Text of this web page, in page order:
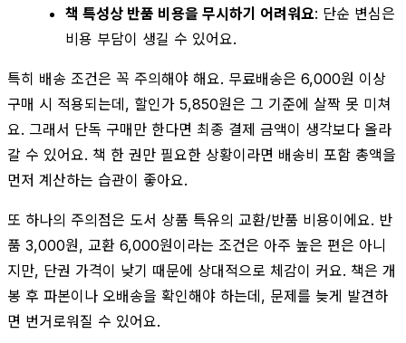
책 특성상 반품 비용을 무시하기 어려워요: 단순 변심은
비용 부담이 생길 수 있어요.
특히 배송 조건은 꼭 주의해야 해요. 무료배송은 6,000원 이상
구매 시 적용되는데, 할인가 5,850원은 그 기준에 살짝 못 미쳐
요. 그래서 단독 구매만 한다면 최종 결제 금액이 생각보다 올라
갈 수 있어요. 책 한 권만 필요한 상황이라면 배송비 포함 총액을
먼저 계산하는 습관이 좋아요.
또 하나의 주의점은 도서 상품 특유의 교환/반품 비용이에요. 반
품 3,000원, 교환 6,000원이라는 조건은 아주 높은 편은 아니
지만, 단권 가격이 낮기 때문에 상대적으로 체감이 커요. 책은 개
봉 후 파본이나 오배송을 확인해야 하는데, 문제를 늦게 발견하
면 번거로워질 수 있어요.